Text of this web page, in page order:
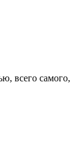
всего самого,